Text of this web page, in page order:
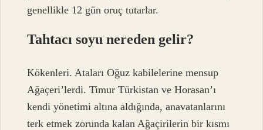
genellikle 12 gün oruç tutarlar.
Tahtacı soyu nereden gelir?
Kökenleri. Ataları Oğuz kabilelerine mensup
Ağaçeri’lerdi. Timur Türkistan ve Horasan’ı
kendi yönetimi altına aldığında, anavatanlarını
terk etmek zorunda kalan Ağaçirilerin bir kısmı